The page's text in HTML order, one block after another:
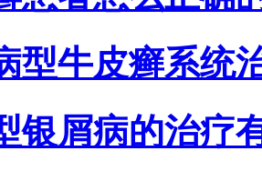
型牛皮癣系统
银屑病的治疗